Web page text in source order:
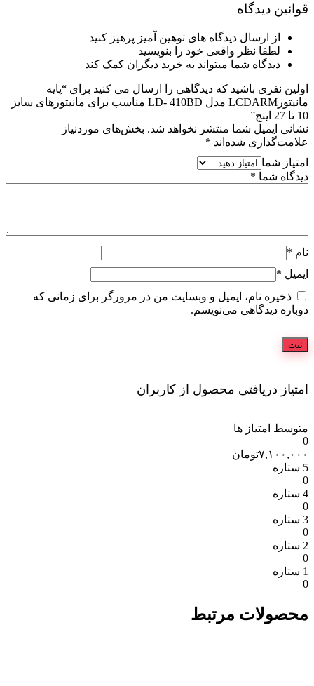
قوانین دیدگاه
از ارسال دیدگاه های توهین آمیز پرهیز کنید
لطفا نظر واقعی خود را بنویسید
دیدگاه شما میتواند به خرید دیگران کمک کند
اولین نفری باشید که دیدگاهی را ارسال می کنید برای “پایه
مانیتورLCDARM مدل LD- 410BD مناسب برای مانیتورهای سایز
10 تا 27 اینچ”
نشانی ایمیل شما منتشر نخواهد شد. بخش‌های موردنیاز
علامت‌گذاری شده‌اند *
امتیاز شما
دیدگاه شما *
نام *
ایمیل *
ذخیره نام، ایمیل و وبسایت من در مرورگر برای زمانی که
دوباره دیدگاهی می‌نویسم.
امتیاز دریافتی محصول از کاربران
متوسط امتیاز ها
0
۷,۱۰۰,۰۰۰تومان
5 ستاره
0
4 ستاره
0
3 ستاره
0
2 ستاره
0
1 ستاره
0
محصولات مرتبط